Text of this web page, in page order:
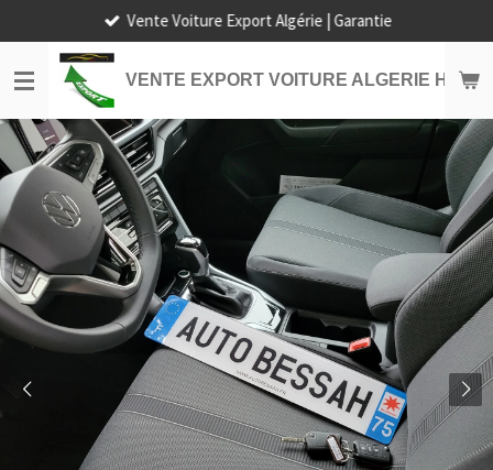
au
contenu
principal
VENTE EXPORT VOITURE ALGERIE HORS
Vente Voiture Export Algérie | Garantie